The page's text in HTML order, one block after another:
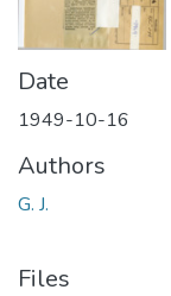
Date
1949-10-16
Authors
G. J.
Files